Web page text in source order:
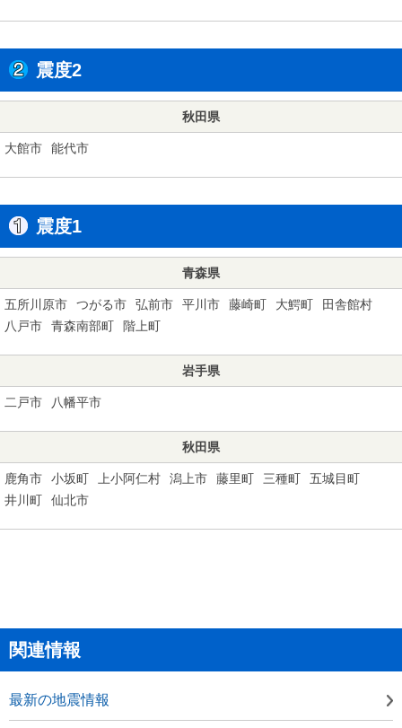
震度2
秋田県
大館市 能代市
震度1
青森県
五所川原市 つがる市 弘前市 平川市 藤崎町 大鰐町
田舎館村
八戸市
青森南部町 階上町
岩手県
二戸市 八幡平市
秋田県
鹿角市 小坂町 上小阿仁村 潟上市 藤里町 三種町
五城目町
井川町
仙北市
関連情報
最新の地震情報